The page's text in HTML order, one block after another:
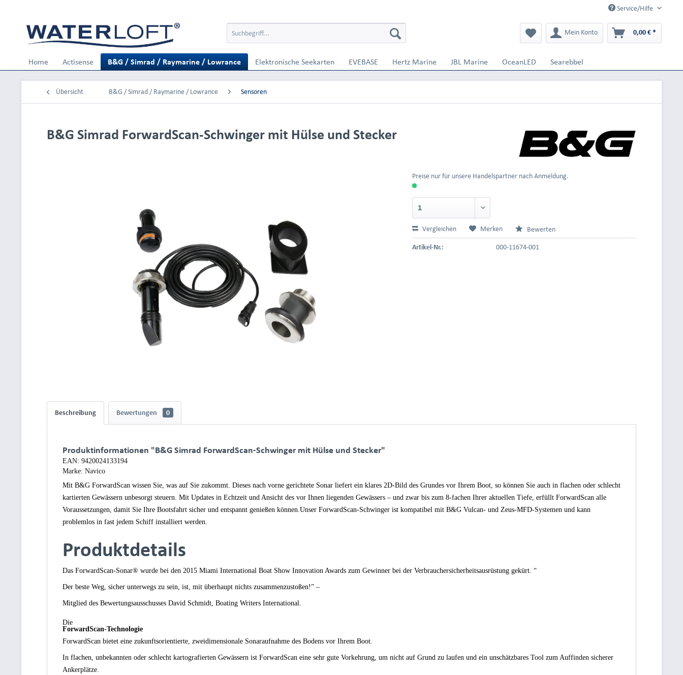
Service/Hilfe
Mein Konto 0,00 € *
Home Actisense B&G / Simrad / Raymarine / Lowrance Elektronische Seekarten EVEBASE Hertz Marine JBL Marine OceanLED Searebbel
Übersicht B&G / Simrad / Raymarine / Lowrance Sensoren
B&G Simrad ForwardScan-Schwinger mit Hülse und Stecker
Preise nur für unsere Handelspartner nach Anmeldung.
Vergleichen Merken Bewerten
Artikel-Nr.: 000-11674-001
Beschreibung Bewertungen 0
Produktinformationen "B&G Simrad ForwardScan-Schwinger mit Hülse und Stecker"
EAN: 9420024133194
Marke: Navico
Mit B&G ForwardScan wissen Sie, was auf Sie zukommt. Dieses nach vorne gerichtete Sonar liefert ein klares 2D-Bild des Grundes vor Ihrem Boot, so können Sie auch in flachen oder schlecht
kartierten Gewässern unbesorgt steuern. Mit Updates in Echtzeit und Ansicht des vor Ihnen liegenden Gewässers – und zwar bis zum 8-fachen Ihrer aktuellen Tiefe, erfüllt ForwardScan alle
Voraussetzungen, damit Sie Ihre Bootsfahrt sicher und entspannt genießen können.Unser ForwardScan-Schwinger ist kompatibel mit B&G Vulcan- und Zeus-MFD-Systemen und kann
problemlos in fast jedem Schiff installiert werden.
Produktdetails
Das ForwardScan-Sonar® wurde bei den 2015 Miami International Boat Show Innovation Awards zum Gewinner bei der Verbrauchersicherheitsausrüstung gekürt. “
Der beste Weg, sicher unterwegs zu sein, ist, mit überhaupt nichts zusammenzustoßen!” –
Mitglied des Bewertungsausschusses David Schmidt, Boating Writers International.
Die
ForwardScan-Technologie
ForwardScan bietet eine zukunftsorientierte, zweidimensionale Sonaraufnahme des Bodens vor Ihrem Boot.
In flachen, unbekannten oder schlecht kartografierten Gewässern ist ForwardScan eine sehr gute Vorkehrung, um nicht auf Grund zu laufen und ein unschätzbares Tool zum Auffinden sicherer
Ankerplätze.